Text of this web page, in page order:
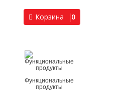
Корзина 0
Функциональные
продукты